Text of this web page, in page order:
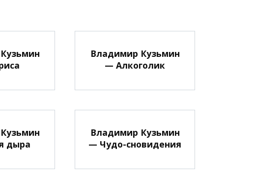
Владимир Кузьмин
— Алкоголик
дыра
Владимир Кузьмин
— Чудо-сновидения